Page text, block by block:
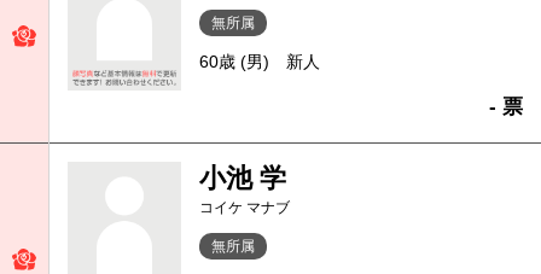
無所属
60歳 (男) 新人
- 票
小池 学
コイケ マナブ
無所属